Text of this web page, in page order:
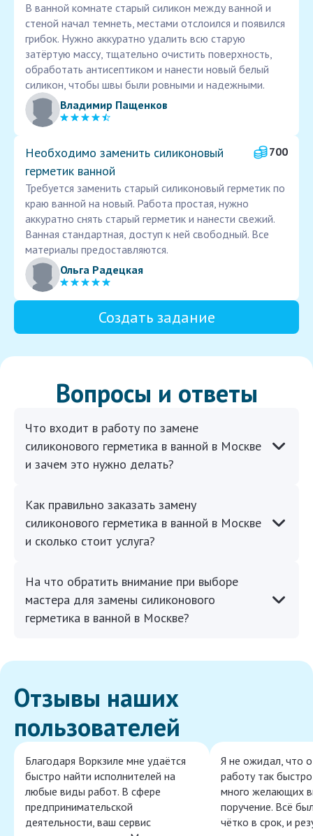
В ванной комнате старый силикон между ванной и
стеной начал темнеть, местами отслоился и появился
грибок. Нужно аккуратно удалить всю старую
затёртую массу, тщательно очистить поверхность,
обработать антисептиком и нанести новый белый
силикон, чтобы швы были ровными и надежными.
Владимир Пащенков
Необходимо заменить силиконовый
герметик ванной
700
Требуется заменить старый силиконовый герметик по
краю ванной на новый. Работа простая, нужно
аккуратно снять старый герметик и нанести свежий.
Ванная стандартная, доступ к ней свободный. Все
материалы предоставляются.
Ольга Радецкая
Создать задание
Вопросы и ответы
Что входит в работу по замене
силиконового герметика в ванной в Москве
и зачем это нужно делать?
Как правильно заказать замену
силиконового герметика в ванной в Москве
и сколько стоит услуга?
На что обратить внимание при выборе
мастера для замены силиконового
герметика в ванной в Москве?
Отзывы наших
пользователей
Благодаря Воркзиле мне удаётся
быстро найти исполнителей на
любые виды работ. В сфере
предпринимательской
деятельности, ваш сервис
Я не ожидал, что
работу так
много желающих
поручение. Всё
чётко в срок, и